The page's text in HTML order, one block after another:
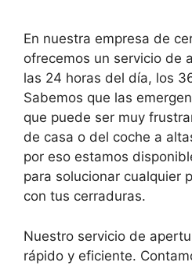
En nuestra empresa de
ofrecemos un servicio de
las 24 horas del día, los
Sabemos que las
que puede ser muy
de casa o del coche a
por eso estamos
para solucionar cualquier
con tus cerraduras.
Nuestro servicio de
rápido y eficiente.